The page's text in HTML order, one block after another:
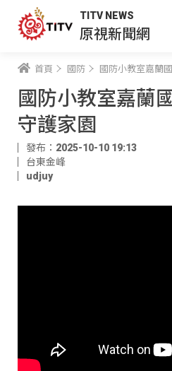
TITV NEWS
原視新聞網
首頁 國防 國防小教室嘉蘭
國防小教室嘉蘭
守護家園
發布：2025-10-10 19:13
台東金峰
udjuy